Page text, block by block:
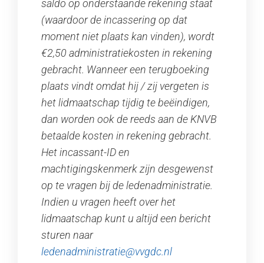
saldo op onderstaande rekening staat
(waardoor de incassering op dat
moment niet plaats kan vinden), wordt
€2,50 administratiekosten in rekening
gebracht. Wanneer een terugboeking
plaats vindt omdat hij / zij vergeten is
het lidmaatschap tijdig te beëindigen,
dan worden ook de reeds aan de KNVB
betaalde kosten in rekening gebracht.
Het incassant-ID en
machtigingskenmerk zijn desgewenst
op te vragen bij de ledenadministratie.
Indien u vragen heeft over het
lidmaatschap kunt u altijd een bericht
sturen naar
ledenadministratie@vvgdc.nl